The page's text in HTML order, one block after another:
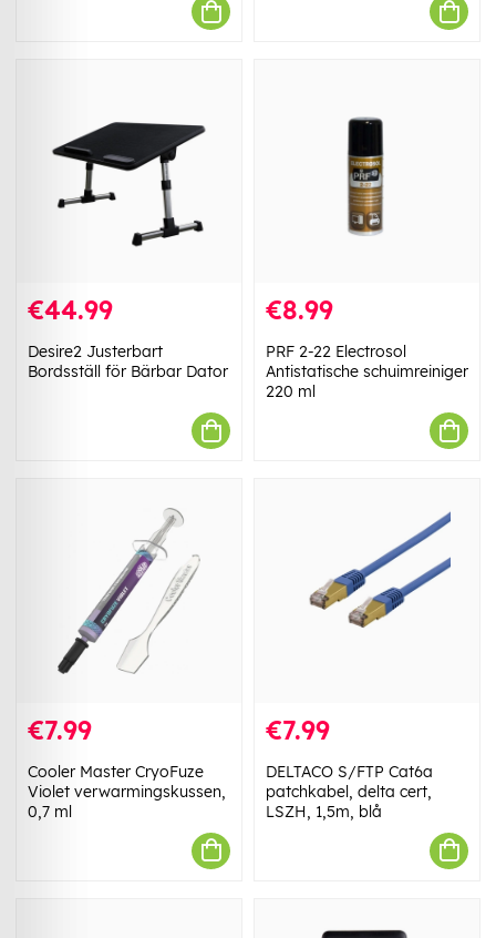
€44.99
Desire2 Justerbart
Bordsställ för Bärbar Dator
€8.99
PRF 2-22 Electrosol
Antistatische schuimreiniger
220 ml
€7.99
Cooler Master CryoFuze
Violet verwarmingskussen,
0,7 ml
€7.99
DELTACO S/FTP Cat6a
patchkabel, delta cert,
LSZH, 1,5m, blå